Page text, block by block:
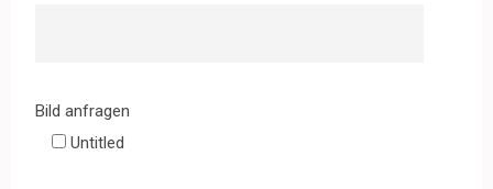
Bild anfragen
Untitled